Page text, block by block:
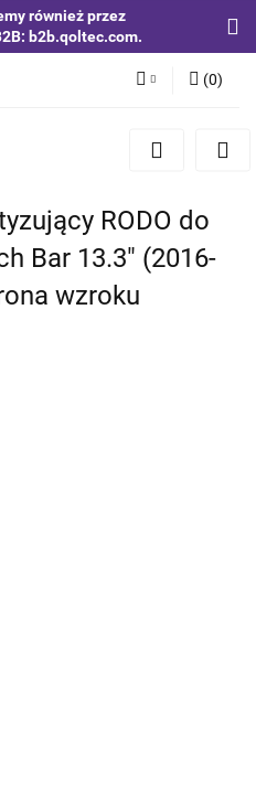
również przez
b2b.qoltec.com.
Zaloguj się
Zgody cookies
(0)
RODO do
Bar 13.3" (2016-
wzroku